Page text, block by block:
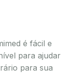
é fácil e
para ajudar
para sua